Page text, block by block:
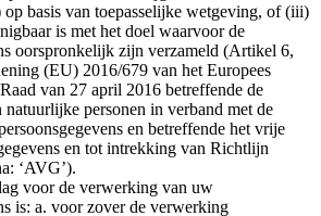
basis van toepasselijke wetgeving, of (iii)
is met het doel waarvoor de
oorspronkelijk zijn verzameld (Artikel 6,
(EU) 2016/679 van het Europees
van 27 april 2016 betreffende de
natuurlijke personen in verband met de
en betreffende het vrije
en tot intrekking van Richtlijn
‘AVG’).
voor de verwerking van uw
is: a. voor zover de verwerking